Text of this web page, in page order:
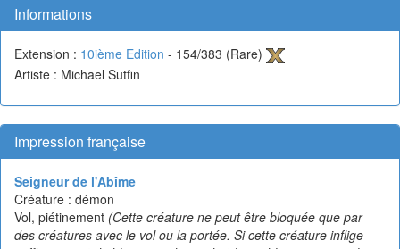
Informations
Extension : 10ième Edition - 154/383 (Rare)
Artiste : Michael Sutfin
Impression française
Seigneur de l'Abîme
Créature : démon
Vol, piétinement (Cette créature ne peut être bloquée que par
des créatures avec le vol ou la portée. Si cette créature inflige